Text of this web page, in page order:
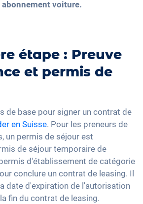
voiture.
étape : Preuve
et permis de
de base pour signer un contrat de
en Suisse. Pour les preneurs de
un permis de séjour est
de séjour temporaire de
d'établissement de catégorie
conclure un contrat de leasing. Il
date d'expiration de l'autorisation
fin du contrat de leasing.